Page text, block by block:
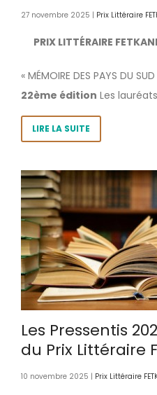
27 novembre 2025 | Prix Littéraire
PRIX LITTÉRAIRE
« MÉMOIRE DES PAYS DU
22ème édition Les
LIRE LA SUITE
Les Pressentis
du Prix Littéraire
10 novembre 2025 | Prix Littéraire